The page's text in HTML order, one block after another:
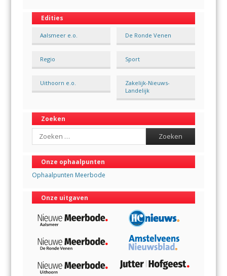
Edities
Aalsmeer e.o. De Ronde Venen
Regio Sport
Uithoorn e.o.
Zakelijk-Nieuws-
Landelijk
Zoeken
Search
Onze ophaalpunten
Ophaalpunten Meerbode
Onze uitgaven